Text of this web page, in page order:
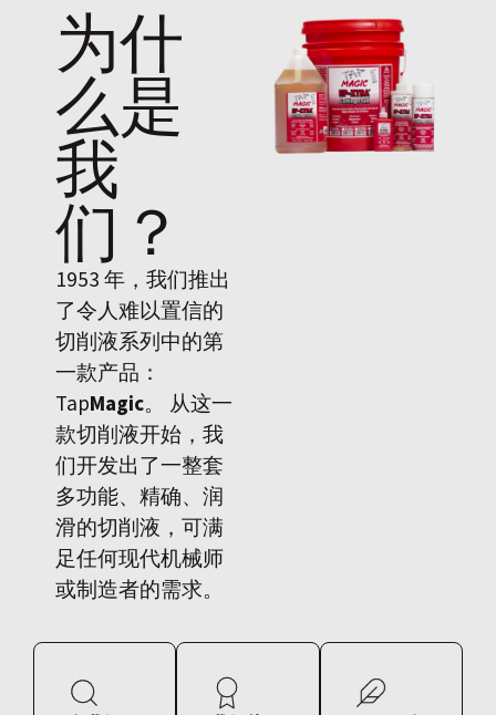
为什
么是
我
们 ？
1953 年，我们推出
了令人难以置信的
切削液系列中的第
一款产品：
TapMagic。 从这一
款切削液开始，我
们开发出了一整套
多功能、精确、润
滑的切削液，可满
足任何现代机械师
或制造者的需求。